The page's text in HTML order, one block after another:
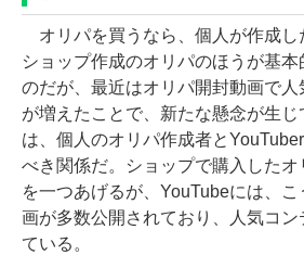
オリパを買うなら、個人が作成し
ショップ作成のオリパのほうが基
のだが、最近はオリパ開封動画で
が増えたことで、新たな懸念が生じ
は、個人のオリパ作成者と
べき関係だ。ショップで購入したオ
を一つあげるが、YouTubeには、
画が多数公開されており、人気コン
ている。